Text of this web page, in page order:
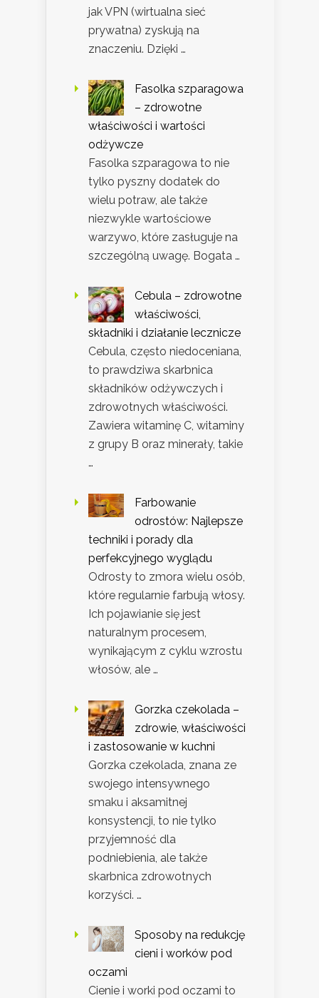
jak VPN (wirtualna sieć
prywatna) zyskują na
znaczeniu. Dzięki …
Fasolka szparagowa
– zdrowotne
właściwości i wartości
odżywcze
Fasolka szparagowa to nie
tylko pyszny dodatek do
wielu potraw, ale także
niezwykle wartościowe
warzywo, które zasługuje na
szczególną uwagę. Bogata …
Cebula – zdrowotne
właściwości,
składniki i działanie lecznicze
Cebula, często niedoceniana,
to prawdziwa skarbnica
składników odżywczych i
zdrowotnych właściwości.
Zawiera witaminę C, witaminy
z grupy B oraz minerały, takie
…
Farbowanie
odrostów: Najlepsze
techniki i porady dla
perfekcyjnego wyglądu
Odrosty to zmora wielu osób,
które regularnie farbują włosy.
Ich pojawianie się jest
naturalnym procesem,
wynikającym z cyklu wzrostu
włosów, ale …
Gorzka czekolada –
zdrowie, właściwości
i zastosowanie w kuchni
Gorzka czekolada, znana ze
swojego intensywnego
smaku i aksamitnej
konsystencji, to nie tylko
przyjemność dla
podniebienia, ale także
skarbnica zdrowotnych
korzyści. …
Sposoby na redukcję
cieni i worków pod
oczami
Cienie i worki pod oczami to